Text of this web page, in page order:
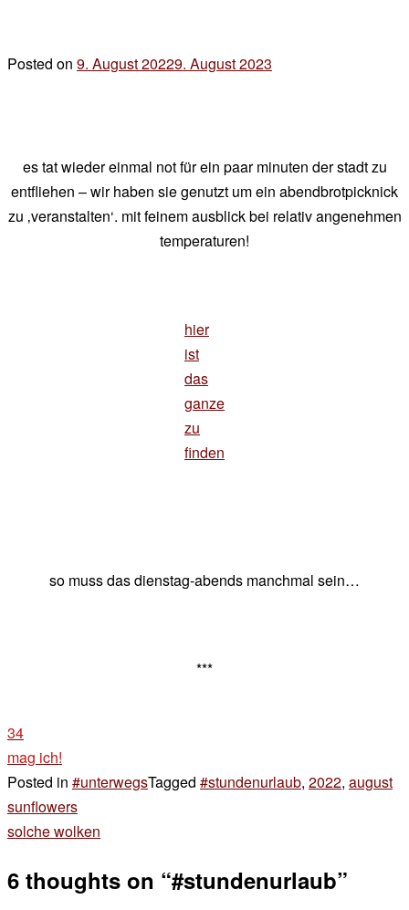
Posted on 9. August 20229. August 2023
es tat wieder einmal not für ein paar minuten der stadt zu
entfliehen – wir haben sie genutzt um ein abendbrotpicknick
zu ‚veranstalten‘. mit feinem ausblick bei relativ angenehmen
temperaturen!
hier
ist
das
ganze
zu
finden
so muss das dienstag-abends manchmal sein…
***
34
mag ich!
Posted in #unterwegsTagged #stundenurlaub, 2022, august
Beitragsnavigation
sunflowers
solche wolken
6 thoughts on “#stundenurlaub”